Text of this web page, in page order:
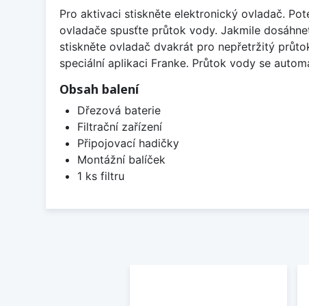
Pro aktivaci stiskněte elektronický ovladač.
ovladače spusťte průtok vody. Jakmile
stiskněte ovladač dvakrát pro nepřetržitý
speciální aplikaci Franke. Průtok vody se
Obsah balení
Dřezová baterie
Filtrační zařízení
Připojovací hadičky
Montážní balíček
1 ks filtru